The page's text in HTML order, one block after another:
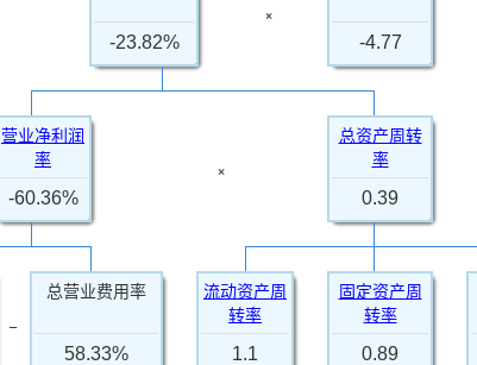
-23.82%
×
-4.77
营业净利润
率
-60.36%
×
总资产周转
率
0.39
−
总营业费用率
58.33%
流动资产周
转率
1.1
固定资产周
转率
0.89